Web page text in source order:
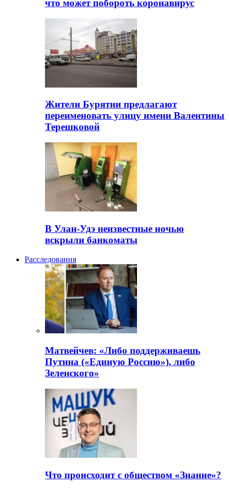
что может побороть коронавирус
Жители Бурятии предлагают
переименовать улицу имени Валентины
Терешковой
В Улан-Удэ неизвестные ночью
вскрыли банкоматы
Расследования
Матвейчев: «Либо поддерживаешь
Путина («Единую Россию»), либо
Зеленского»
Что происходит с обществом «Знание»?